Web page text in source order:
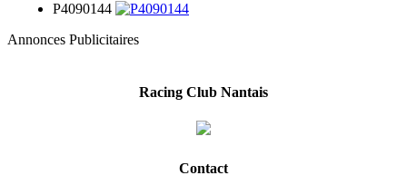
P4090144
Annonces Publicitaires
Racing Club Nantais
Contact